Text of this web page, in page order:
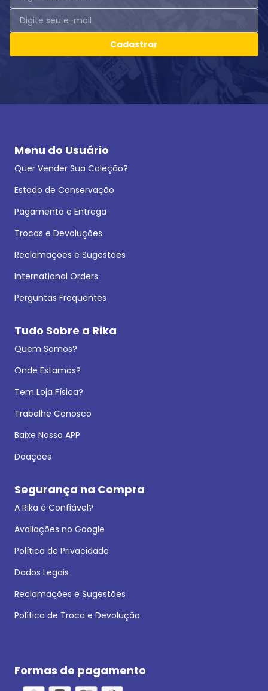
Cadastrar
Menu do Usuário
Quer Vender Sua Coleção?
Estado de Conservação
Pagamento e Entrega
Trocas e Devoluções
Reclamações e Sugestões
International Orders
Perguntas Frequentes
Tudo Sobre a Rika
Quem Somos?
Onde Estamos?
Tem Loja Física?
Trabalhe Conosco
Baixe Nosso APP
Doações
Segurança na Compra
A Rika é Confiável?
Avaliações no Google
Política de Privacidade
Dados Legais
Reclamações e Sugestões
Política de Troca e Devolução
Formas de pagamento